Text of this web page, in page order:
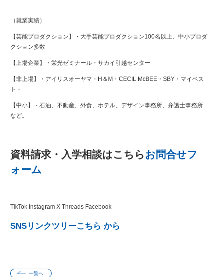
（就業実績）
【芸能プロダクション】・大手芸能プロダクション100名以上、中小プロダ
クション多数
【上場企業】・栄光ゼミナール・サカイ引越センター
【非上場】・アイリスオーヤマ・H＆M・CECIL McBEE・SBY・マイベス
ト・
【中小】・石油、不動産、外食、ホテル、デザイン事務所、弁護士事務所
など。
資料請求・入学相談はこちらお問合せフ
ォーム
TikTok Instagram X Threads Facebook
SNSリンクツリーこちら から
一覧へ